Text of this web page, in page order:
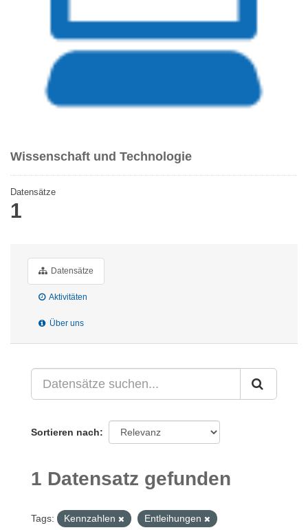
Wissenschaft und Technologie
Datensätze
1
Datensätze
Aktivitäten
Über uns
Sortieren nach
1 Datensatz gefunden
Tags: Kennzahlen
Entleihungen